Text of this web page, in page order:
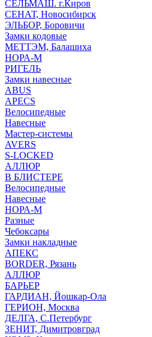
СЕЛЬМАШ. г.Киров
СЕНАТ, Новосибирск
ЭЛЬБОР, Боровичи
Замки кодовые
МЕТТЭМ, Балашиха
НОРА-М
РИГЕЛЬ
Замки навесные
ABUS
APECS
Велосипедные
Навесные
Мастер-системы
AVERS
S-LOCKED
АЛЛЮР
В БЛИСТЕРЕ
Велосипедные
Навесные
НОРА-М
Разные
Чебоксары
Замки накладные
АПЕКС
BORDER, Рязань
АЛЛЮР
БАРЬЕР
ГАРДИАН, Йошкар-Ола
ГЕРИОН, Москва
ДЕЛГА, С.Петербург
ЗЕНИТ, Димитровград